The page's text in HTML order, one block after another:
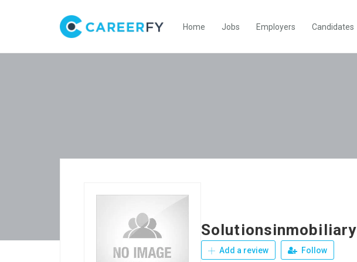
Home Jobs Employers Candidates
Solutionsinmobiliary
Add a review Follow